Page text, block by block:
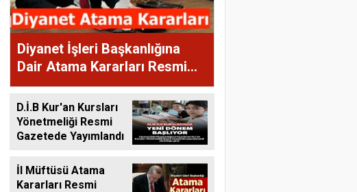
Diyanet İşleri Başkanlığına
Dair Atama Kararları Resmi
Gazete'de
D.İ.B Kur'an Kursları
Yönetmeliği Resmi
Gazetede Yayımlandı
İl Müftüsü Atama
Kararları Resmi